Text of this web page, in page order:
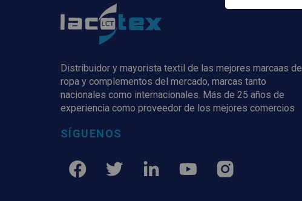
Distribuidor y mayorista textil de las mejores marcaas de
ropa y complementos del mercado, marcas tanto
nacionales como internacionales. Más de 25 años de
experiencia como proveedor de los mejores comercios
SÍGUENOS